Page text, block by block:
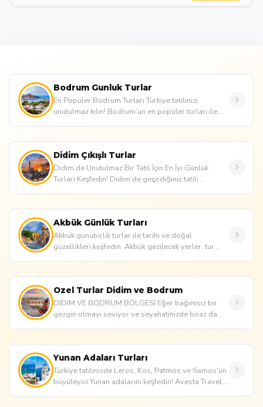
Bodrum Gunluk Turlar
En Popüler Bodrum Turları Türkiye tatilinizi
unutulmaz kılın! Bodrum’un en popüler turları ile
Didim Çıkışlı Turlar
Didim’de Unutulmaz Bir Tatil İçin En İyi Günlük
Turları Keşfedin! Didim’de geçirdiğiniz tatili
Akbük Günlük Turları
Akbük günübirlik turlar ile tarihi ve doğal
güzellikleri keşfedin. Akbük gezilecek yerler, tur
Ozel Turlar Didim ve Bodrum
DIDIM VE BODRUM BÖLGESİ Eğer bağımsız bir
gezgin olmayı seviyor ve seyahatinizde biraz da
Yunan Adaları Turları
Türkiye tatilinizde Leros, Kos, Patmos ve Samos'un
büyüleyici Yunan adalarını keşfedin! Avesta Travel,